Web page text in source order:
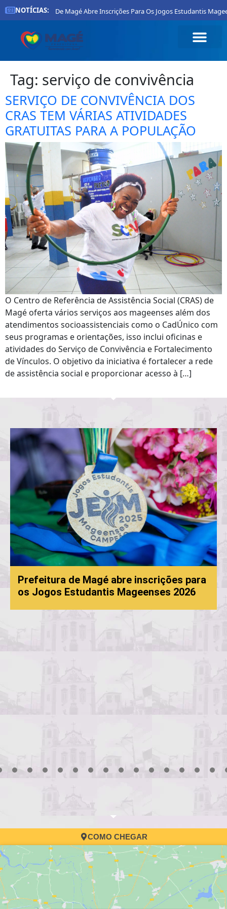
NOTÍCIAS:
Prefeitura De Magé Abre Inscrições Para Os Jogos Estudantis
Tag: serviço de convivência
SERVIÇO DE CONVIVÊNCIA DOS
CRAS TEM VÁRIAS ATIVIDADES
GRATUITAS PARA A POPULAÇÃO
O Centro de Referência de Assistência Social (CRAS) de
Magé oferta vários serviços aos mageenses além dos
atendimentos socioassistenciais como o CadÚnico com
seus programas e orientações, isso inclui oficinas e
atividades do Serviço de Convivência e Fortalecimento
de Vínculos. O objetivo da iniciativa é fortalecer a rede
de assistência social e proporcionar acesso à […]
Prefeitura de Magé abre inscrições para
os Jogos Estudantis Mageenses 2026
COMO CHEGAR